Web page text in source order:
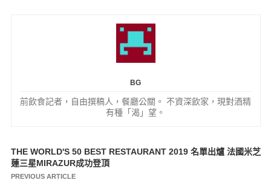
BG
前飲食記者，自由撰稿人，餐廳公關。 不資深飲家，現對酒精
有種「渴」望。
文
章
THE WORLD'S 50 BEST RESTAURANT 2019 名單出爐 法國米芝
蓮三星MIRAZUR成功登頂
PREVIOUS ARTICLE